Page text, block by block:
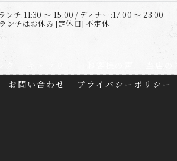
ンチ:11:30 ～ 15:00 / ディナー:17:00 ～ 23:00
ンチはお休み [定休日] 不定休
お問い合わせ プライバシーポリシー